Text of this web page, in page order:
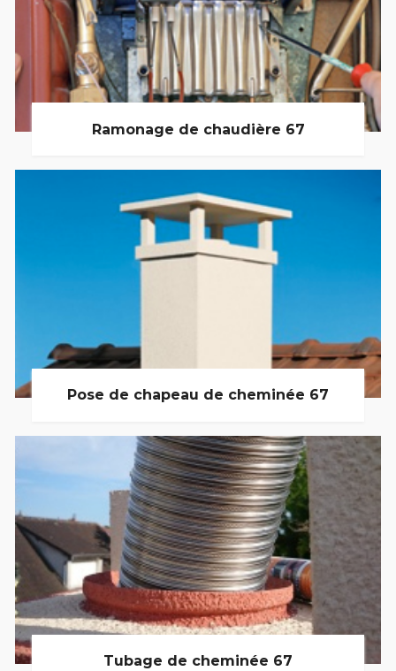
Ramonage de chaudière 67
Pose de chapeau de cheminée 67
Tubage de cheminée 67